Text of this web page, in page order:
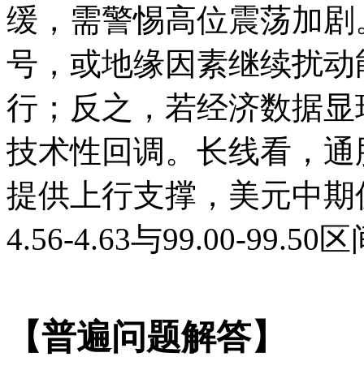
缓，需警惕高位震荡加
号，或地缘因素继续扰
行；反之，若经济数据
技术性回调。长线看，
提供上行支撑，美元中
4.56-4.63与99.00-99.50
【普遍问题解答】